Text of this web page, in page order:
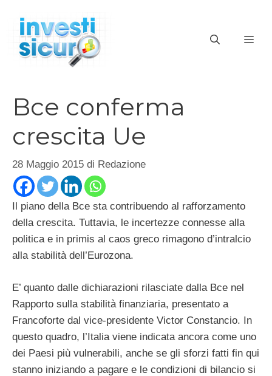
contenuto
Bce conferma
crescita Ue
28 Maggio 2015 di Redazione
Il piano della Bce sta contribuendo al rafforzamento
della crescita. Tuttavia, le incertezze connesse alla
politica e in primis al caos greco rimagono d’intralcio
alla stabilità dell’Eurozona.
E’ quanto dalle dichiarazioni rilasciate dalla Bce nel
Rapporto sulla stabilità finanziaria, presentato a
Francoforte dal vice-presidente Victor Constancio. In
questo quadro, l’Italia viene indicata ancora come uno
dei Paesi più vulnerabili, anche se gli sforzi fatti fin qui
stanno iniziando a pagare e le condizioni di bilancio si